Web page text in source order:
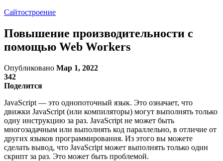
Сайтостроение
Повышение производительности с
помощью Web Workers
Опубликовано Мар 1, 2022
342
Поделится
JavaScript — это однопоточный язык. Это означает, что
движки JavaScript (или компиляторы) могут выполнять только
одну инструкцию за раз. JavaScript не может быть
многозадачным или выполнять код параллельно, в отличие от
других языков программирования. Из этого вы можете
сделать вывод, что JavaScript может выполнять только один
скрипт за раз. Это может быть проблемой.